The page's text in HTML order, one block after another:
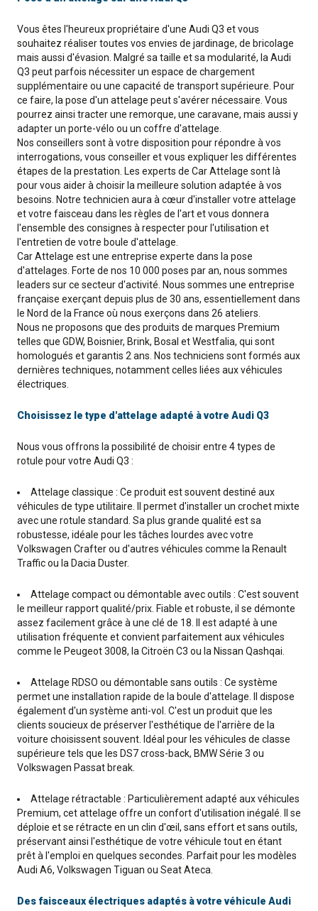
Vous êtes l'heureux propriétaire d'une Audi Q3 et vous
souhaitez réaliser toutes vos envies de jardinage, de bricolage
mais aussi d'évasion. Malgré sa taille et sa modularité, la Audi
Q3 peut parfois nécessiter un espace de chargement
supplémentaire ou une capacité de transport supérieure. Pour
ce faire, la pose d'un attelage peut s'avérer nécessaire. Vous
pourrez ainsi tracter une remorque, une caravane, mais aussi y
adapter un porte-vélo ou un coffre d'attelage.
Nos conseillers sont à votre disposition pour répondre à vos
interrogations, vous conseiller et vous expliquer les différentes
étapes de la prestation. Les experts de Car Attelage sont là
pour vous aider à choisir la meilleure solution adaptée à vos
besoins. Notre technicien aura à cœur d'installer votre attelage
et votre faisceau dans les règles de l'art et vous donnera
l'ensemble des consignes à respecter pour l'utilisation et
l'entretien de votre boule d'attelage.
Car Attelage est une entreprise experte dans la pose
d'attelages. Forte de nos 10 000 poses par an, nous sommes
leaders sur ce secteur d'activité. Nous sommes une entreprise
française exerçant depuis plus de 30 ans, essentiellement dans
le Nord de la France où nous exerçons dans 26 ateliers.
Nous ne proposons que des produits de marques Premium
telles que GDW, Boisnier, Brink, Bosal et Westfalia, qui sont
homologués et garantis 2 ans. Nos techniciens sont formés aux
dernières techniques, notamment celles liées aux véhicules
électriques.
Choisissez le type d'attelage adapté à votre Audi Q3
Nous vous offrons la possibilité de choisir entre 4 types de
rotule pour votre Audi Q3 :
Attelage classique : Ce produit est souvent destiné aux
véhicules de type utilitaire. Il permet d'installer un crochet mixte
avec une rotule standard. Sa plus grande qualité est sa
robustesse, idéale pour les tâches lourdes avec votre
Volkswagen Crafter ou d'autres véhicules comme la Renault
Traffic ou la Dacia Duster.
Attelage compact ou démontable avec outils : C'est souvent
le meilleur rapport qualité/prix. Fiable et robuste, il se démonte
assez facilement grâce à une clé de 18. Il est adapté à une
utilisation fréquente et convient parfaitement aux véhicules
comme le Peugeot 3008, la Citroën C3 ou la Nissan Qashqai.
Attelage RDSO ou démontable sans outils : Ce système
permet une installation rapide de la boule d'attelage. Il dispose
également d'un système anti-vol. C'est un produit que les
clients soucieux de préserver l'esthétique de l'arrière de la
voiture choisissent souvent. Idéal pour les véhicules de classe
supérieure tels que les DS7 cross-back, BMW Série 3 ou
Volkswagen Passat break.
Attelage rétractable : Particulièrement adapté aux véhicules
Premium, cet attelage offre un confort d'utilisation inégalé. Il se
déploie et se rétracte en un clin d'œil, sans effort et sans outils,
préservant ainsi l'esthétique de votre véhicule tout en étant
prêt à l'emploi en quelques secondes. Parfait pour les modèles
Audi A6, Volkswagen Tiguan ou Seat Ateca.
Des faisceaux électriques adaptés à votre véhicule Audi